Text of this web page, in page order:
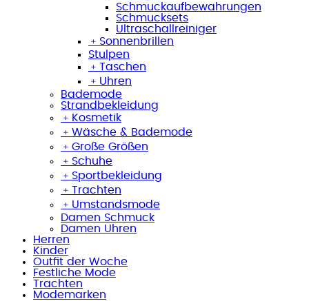
Schmuckaufbewahrungen
Schmucksets
Ultraschallreiniger
﹢ Sonnenbrillen
Stulpen
﹢ Taschen
﹢ Uhren
Bademode
Strandbekleidung
﹢ Kosmetik
﹢ Wäsche & Bademode
﹢ Große Größen
﹢ Schuhe
﹢ Sportbekleidung
﹢ Trachten
﹢ Umstandsmode
Damen Schmuck
Damen Uhren
Herren
Kinder
Outfit der Woche
Festliche Mode
Trachten
Modemarken